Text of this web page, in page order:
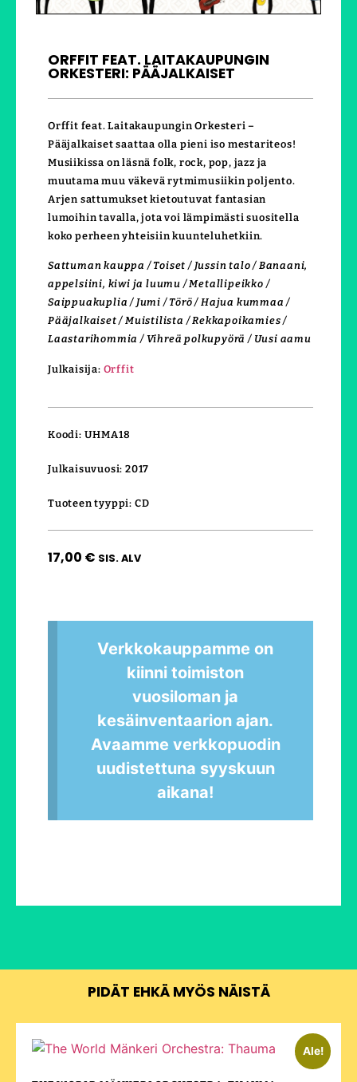
ORFFIT FEAT. LAITAKAUPUNGIN
ORKESTERI: PÄÄJALKAISET
Orffit feat. Laitakaupungin Orkesteri –
Pääjalkaiset saattaa olla pieni iso mestariteos!
Musiikissa on läsnä folk, rock, pop, jazz ja
muutama muu väkevä rytmimusiikin poljento.
Arjen sattumukset kietoutuvat fantasian
lumoihin tavalla, jota voi lämpimästi suositella
koko perheen yhteisiin kuunteluhetkiin.
Sattuman kauppa / Toiset / Jussin talo / Banaani,
appelsiini, kiwi ja luumu / Metallipeikko /
Saippuakuplia / Jumi / Törö / Hajua kummaa /
Pääjalkaiset / Muistilista / Rekkapoikamies /
Laastarihommia / Vihreä polkupyörä / Uusi aamu
Julkaisija: Orffit
Koodi: UHMA18
Julkaisuvuosi: 2017
Tuoteen tyyppi: CD
17,00 € SIS. ALV
Verkkokauppamme on
kiinni toimiston
vuosiloman ja
kesäinventaarion ajan.
Avaamme verkkopuodin
uudistettuna syyskuun
aikana!
PIDÄT EHKÄ MYÖS NÄISTÄ
Ale!